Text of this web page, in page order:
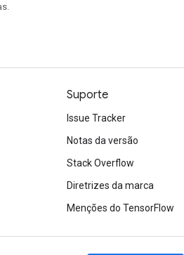
Suporte
Issue Tracker
Notas da versão
Stack Overflow
Diretrizes da marca
Menções do TensorFlow